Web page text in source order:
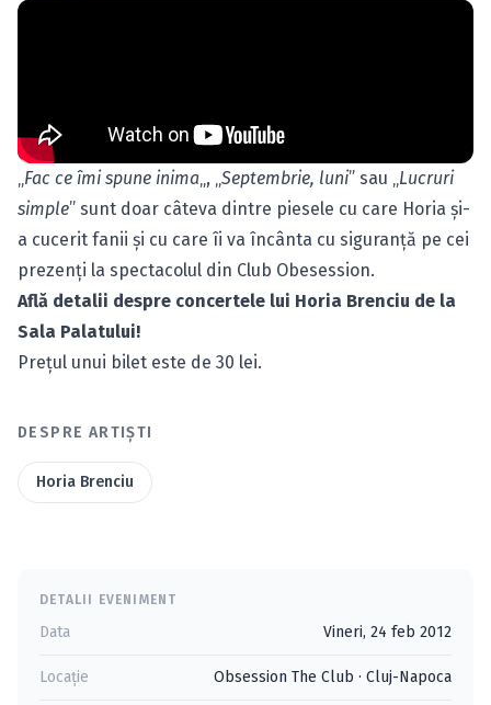
„Fac ce îmi spune inima„, „Septembrie, luni” sau „Lucruri
simple” sunt doar câteva dintre piesele cu care Horia şi-
a cucerit fanii şi cu care îi va încânta cu siguranţă pe cei
prezenţi la spectacolul din Club Obesession.
Află detalii despre concertele lui Horia Brenciu de la
Sala Palatului!
Preţul unui bilet este de 30 lei.
DESPRE ARTIȘTI
Horia Brenciu
DETALII EVENIMENT
Data Vineri, 24 feb 2012
Locație Obsession The Club · Cluj-Napoca